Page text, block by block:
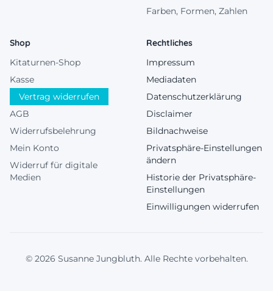
Farben, Formen, Zahlen
Shop
Kitaturnen-Shop
Kasse
Vertrag widerrufen
AGB
Widerrufsbelehrung
Mein Konto
Widerruf für digitale
Medien
Rechtliches
Impressum
Mediadaten
Datenschutzerklärung
Disclaimer
Bildnachweise
Privatsphäre-Einstellungen
ändern
Historie der Privatsphäre-
Einstellungen
Einwilligungen widerrufen
© 2026 Susanne Jungbluth. Alle Rechte vorbehalten.